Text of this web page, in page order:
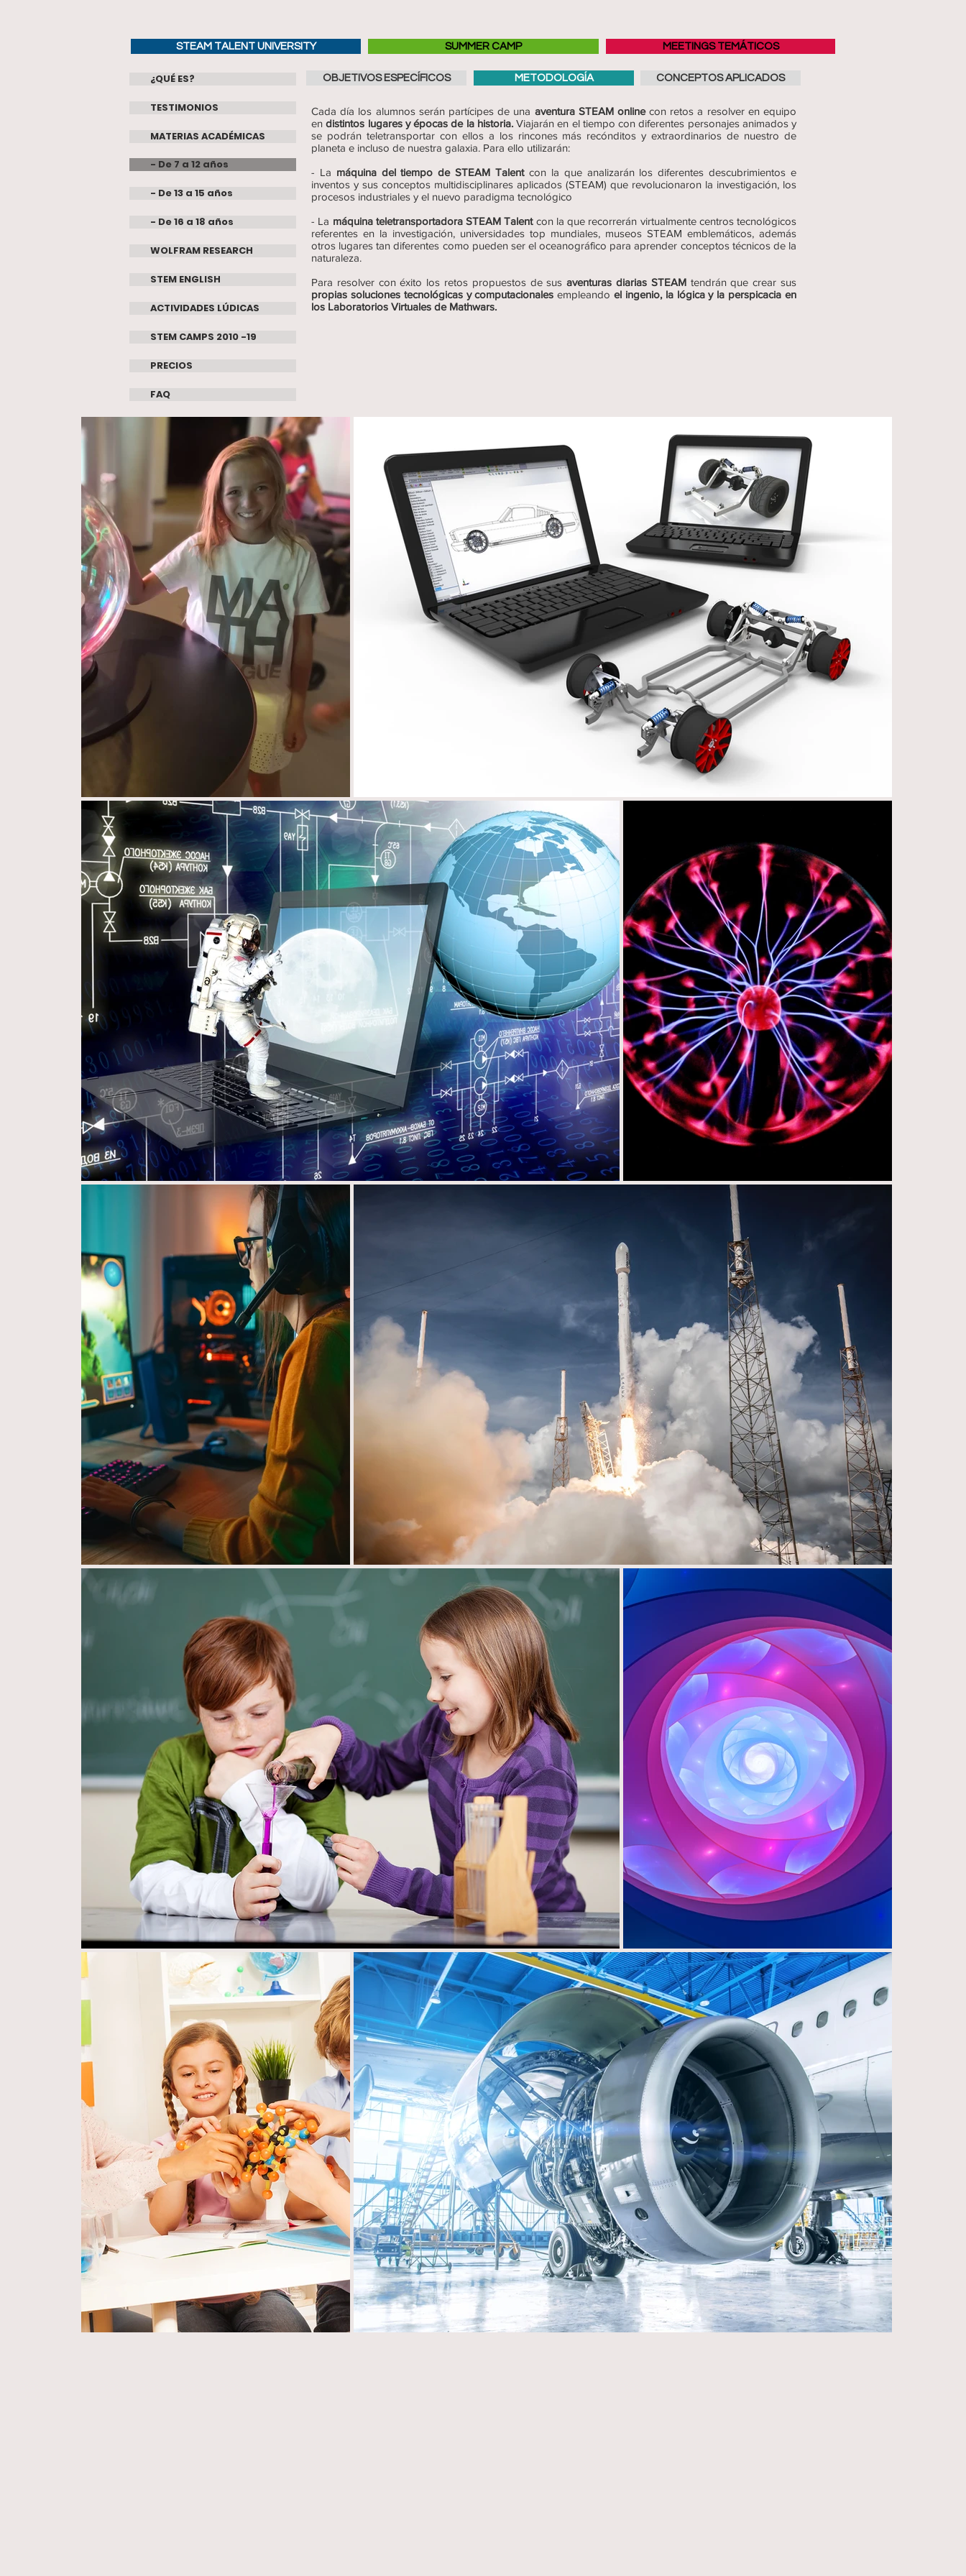
¿QUÉ ES?
TESTIMONIOS
MATERIAS ACADÉMICAS
- De 7 a 12 años
- De 13 a 15 años
- De 16 a 18 años
WOLFRAM RESEARCH
STEM ENGLISH
ACTIVIDADES LÚDICAS
STEM CAMPS 2010 -19
PRECIOS
FAQ
OBJETIVOS ESPECÍFICOS METODOLOGÍA CONCEPTOS APLICADOS
Cada día los alumnos serán partícipes de una aventura STEAM onlinecon retos a resolver en equipo
endistintos lugares y épocas de la historia.Viajarán en el tiempo con diferentes personajes animados y
se podrán teletransportar con ellos a los rincones más recónditos y extraordinarios de nuestro de
planeta e incluso de nuestra galaxia. Para ello utilizarán:
- La máquina del tiempo de STEAM Talentcon la que analizarán los diferentes descubrimientos e
inventos y sus conceptos multidisciplinares aplicados (STEAM) que revolucionaron la investigación, los
procesos industriales y el nuevo paradigma tecnológico
- La máquina teletransportadora STEAM Talentcon la que recorrerán virtualmente centros tecnológicos
referentes en la investigación, universidades top mundiales, museos STEAM emblemáticos, además
otros lugares tan diferentes como pueden ser el oceanográfico para aprender conceptos técnicos de la
naturaleza.
Para resolver con éxito los retos propuestos de susaventuras diarias STEAMtendrán que crear sus
propias soluciones tecnológicas y computacionales empleandoel ingenio, la lógica y la perspicacia en
los Laboratorios Virtuales de Mathwars.
STEAM TALENT UNIVERSITY SUMMER CAMP MEETINGS TEMÁTICOS